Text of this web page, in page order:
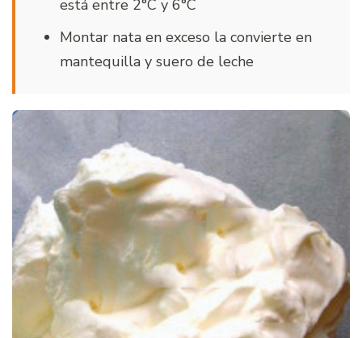
está entre 2°C y 6°C
Montar nata en exceso la convierte en
mantequilla y suero de leche